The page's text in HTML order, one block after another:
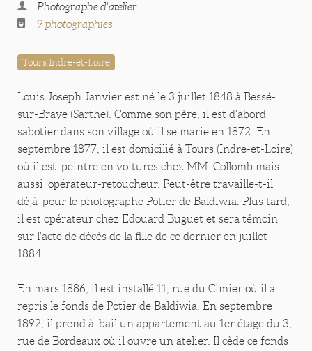
Photographe d'atelier.
9 photographies
Tours Indre-et-Loire
Louis Joseph Janvier est né le 3 juillet 1848 à Bessé-
sur-Braye (Sarthe). Comme son père, il est d'abord
sabotier dans son village où il se marie en 1872. En
septembre 1877, il est domicilié à Tours (Indre-et-Loire)
où il est peintre en voitures chez MM. Collomb mais
aussi opérateur-retoucheur. Peut-être travaille-t-il
déjà pour le photographe Potier de Baldiwia. Plus tard,
il est opérateur chez Edouard Buguet et sera témoin
sur l'acte de décès de la fille de ce dernier en juillet
1884.
En mars 1886, il est installé 11, rue du Cimier où il a
repris le fonds de Potier de Baldiwia. En septembre
1892, il prend à bail un appartement au 1er étage du 3,
rue de Bordeaux où il ouvre un atelier. Il cède ce fonds